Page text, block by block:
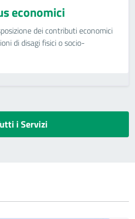
economici
dei contributi economici
di disagi fisici o socio-
i Servizi